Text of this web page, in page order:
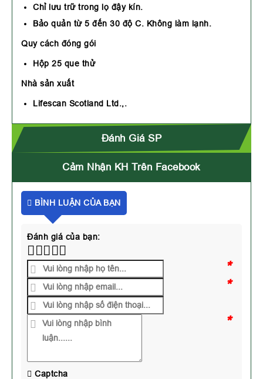
Chỉ lưu trữ trong lọ đậy kín.
Bảo quản từ 5 đến 30 độ C. Không làm lạnh.
Quy cách đóng gói
Hộp 25 que thử
Nhà sản xuất
Lifescan Scotland Ltd.,.
Đánh Giá SP
Cảm Nhận KH Trên Facebook
BÌNH LUẬN CỦA BẠN
Đánh giá của bạn:
*
*
*
Captcha